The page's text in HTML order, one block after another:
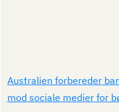
Australien forbereder
mod sociale medier for